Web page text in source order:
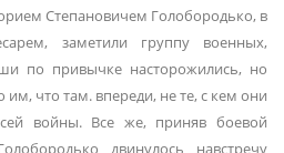
Степановичем Голобородько, в
заметили группу военных,
по привычке насторожились, но
им, что там. впереди, не те, с кем они
войны. Все же, приняв боевой
двинулось навстречу